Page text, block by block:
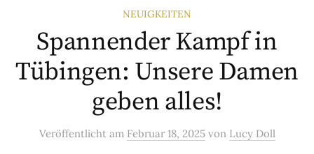
NEUIGKEITEN
Spannender Kampf in
Tübingen: Unsere Damen
geben alles!
Veröffentlicht am Februar 18, 2025 von Lucy Doll